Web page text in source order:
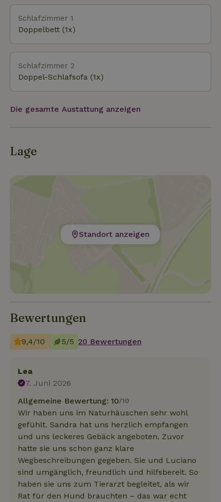
die an Umbrien und Marken grenzt. Die Attraktionen
sind zahlreich: Kunststädte nur wenige Kilometer
entfernt, Museen und Kirchen mit einem reichen
Erbe, kleine mittelalterliche Dörfer, Wege, die sich
durch Schlösser, Naturparks und Wälder
schlängeln. Aber wenn du Ruhe und Frieden
bevorzugst, ist die Stille um unser Haus absolut.
Schlafzimmer 1
Doppelbett (1x)
Schlafzimmer 2
Doppel-Schlafsofa (1x)
Die gesamte Austattung anzeigen
Lage
Standort anzeigen
Bewertungen
9,4/10 5/5 20 Bewertungen
Lea
7. Juni 2026
Allgemeine Bewertung: 10/10
Wir haben uns im Naturhäuschen sehr wohl
gefühlt. Sandra hat uns herzlich empfangen
und uns leckeres Gebäck angeboten. Zuvor
hatte sie uns schon ganz klare
Wegbeschreibungen gegeben. Sie und Luciano
sind umgänglich, freundlich und hilfsbereit. So
haben sie uns zum Tierarzt begleitet, als wir
Rat für den Hund brauchten – das war echt